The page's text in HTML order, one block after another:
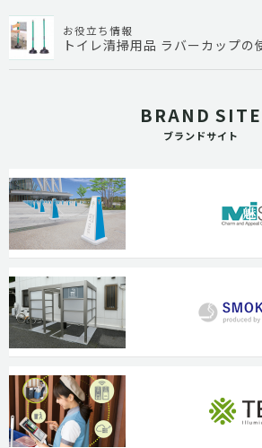
お役立ち情報
トイレ清掃用品 ラバーカップの
BRAND SITE
ブランドサイト